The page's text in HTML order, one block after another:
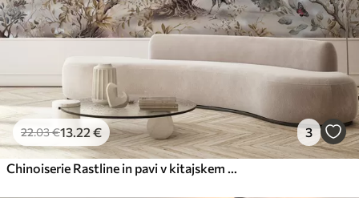
22.03€13 .22 € 3